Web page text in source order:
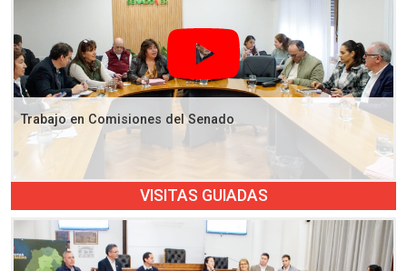
Trabajo en Comisiones del Senado
VISITAS GUIADAS